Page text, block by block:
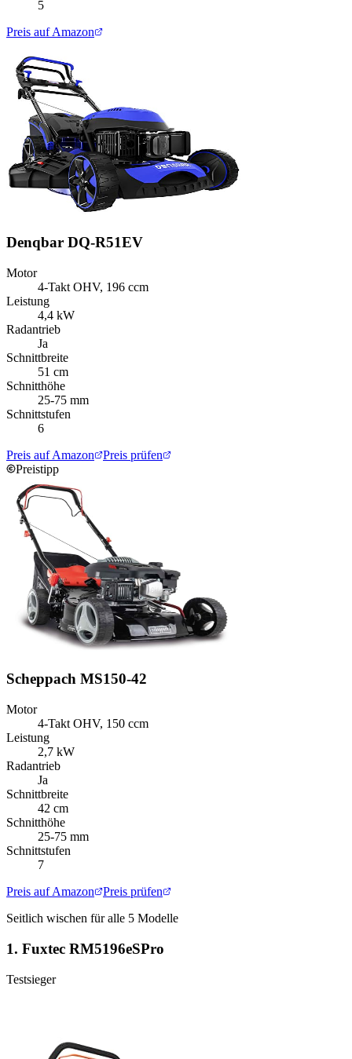
5
Preis auf Amazon
Denqbar DQ-R51EV
Motor
4-Takt OHV, 196 ccm
Leistung
4,4 kW
Radantrieb
Ja
Schnittbreite
51 cm
Schnitthöhe
25-75 mm
Schnittstufen
6
Preis auf Amazon
Preis prüfen
Preistipp
Scheppach MS150-42
Motor
4-Takt OHV, 150 ccm
Leistung
2,7 kW
Radantrieb
Ja
Schnittbreite
42 cm
Schnitthöhe
25-75 mm
Schnittstufen
7
Preis auf Amazon
Preis prüfen
Seitlich wischen für alle 5 Modelle
1. Fuxtec RM5196eSPro
Testsieger